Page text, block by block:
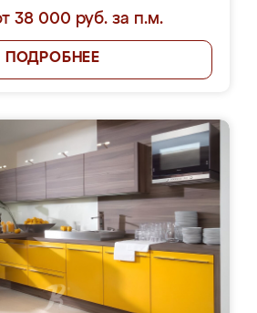
38 000 руб. за п.м.
ПОДРОБНЕЕ